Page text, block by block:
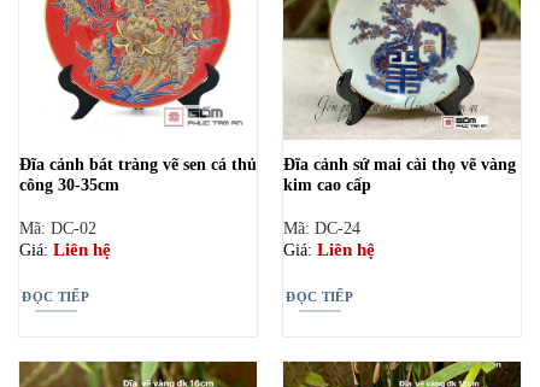
Đĩa cảnh bát tràng vẽ sen cá thủ
công 30-35cm
Mã: DC-02
Giá: Liên hệ
ĐỌC TIẾP
Đĩa cảnh sứ mai cài thọ vẽ vàng
kim cao cấp
Mã: DC-24
Giá: Liên hệ
ĐỌC TIẾP